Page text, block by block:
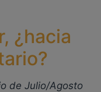
¿hacia
de Julio/Agosto